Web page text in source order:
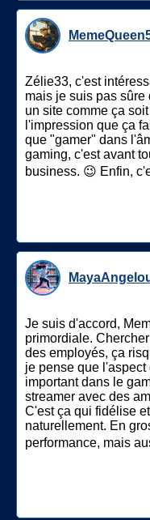
Zélie33, c'est
mais je suis pas
un site comme ça
l'impression que ça
que "gamer" dans
gaming, c'est avant
business. 😉 Enfin,
Je suis d'accord,
primordiale.
des employés, ça
je pense que
important dans le
streamer avec des
C'est ça qui fidélise
naturellement. En
performance, mais